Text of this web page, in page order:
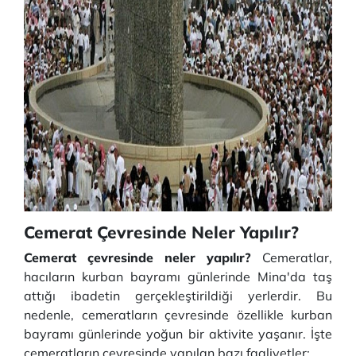
Cemerat Çevresinde Neler Yapılır?
Cemerat çevresinde neler yapılır? Cemeratlar,
hacıların kurban bayramı günlerinde Mina'da taş
attığı ibadetin gerçekleştirildiği yerlerdir. Bu
nedenle, cemeratların çevresinde özellikle kurban
bayramı günlerinde yoğun bir aktivite yaşanır. İşte
cemeratların çevresinde yapılan bazı faaliyetler: